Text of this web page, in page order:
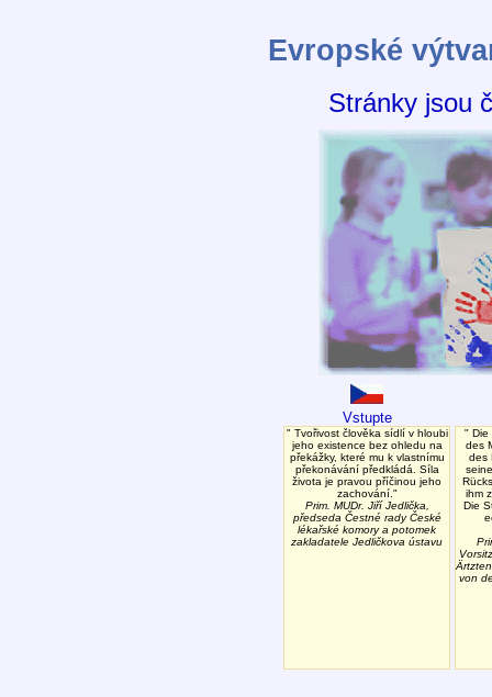
Evropské
Stránky jsou
Vstupte
Tvořivost člověka sídlí v hloubi
jeho existence bez ohledu na
překážky, které mu k vlastnímu
překonávání předkládá. Síla
života je pravou příčinou jeho
zachování.
Prim. MUDr. Jiří Jedlička,
předseda Čestné rady České
lékařské komory a potomek
zakladatele Jedličkova ústavu
Die
des
des
ihm
Die
von